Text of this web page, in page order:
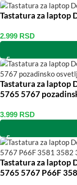
Tastatura za laptop
2.999 RSD
Tastatura za laptop
5765 5767
3.999 RSD
Tastatura za laptop
5765 5767 P66F